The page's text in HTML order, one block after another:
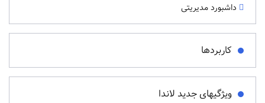
داشبورد مدیریتی
کاربردها
ویژگیهای جدید لاندا